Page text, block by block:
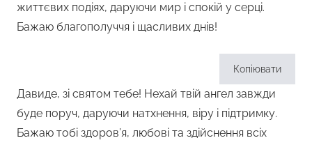
життєвих подіях, даруючи мир і спокій у серці.
Бажаю благополуччя і щасливих днів!
Копіювати
Давиде, зі святом тебе! Нехай твій ангел завжди
буде поруч, даруючи натхнення, віру і підтримку.
Бажаю тобі здоров’я, любові та здійснення всіх